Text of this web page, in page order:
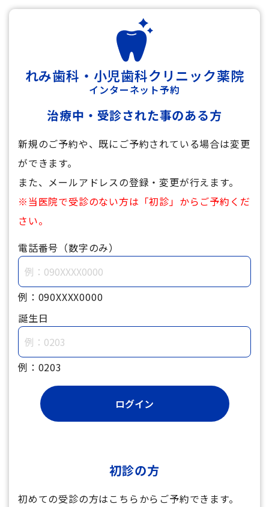
れみ歯科・小児歯科クリニック薬院
インターネット予約
治療中・受診された事のある方
新規のご予約や、既にご予約されている場合は変更
ができます。
また、メールアドレスの登録・変更が行えます。
※当医院で受診のない方は「初診」からご予約くだ
さい。
電話番号（数字のみ）
例：090XXXX0000
誕生日
例：0203
初診の方
初めての受診の方はこちらからご予約できます。